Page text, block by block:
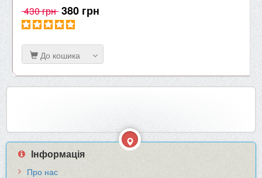
430 грн 380 грн
До кошика
Інформація
Про нас